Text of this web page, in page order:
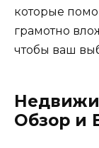
которые
грамотно
чтобы ваш
Обзор и